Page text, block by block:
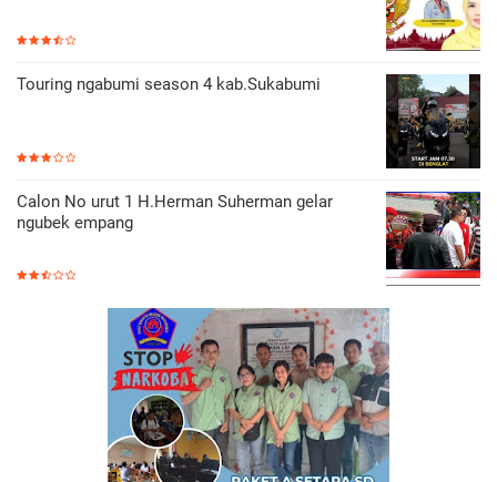
Touring ngabumi season 4 kab.Sukabumi
Calon No urut 1 H.Herman Suherman gelar
ngubek empang